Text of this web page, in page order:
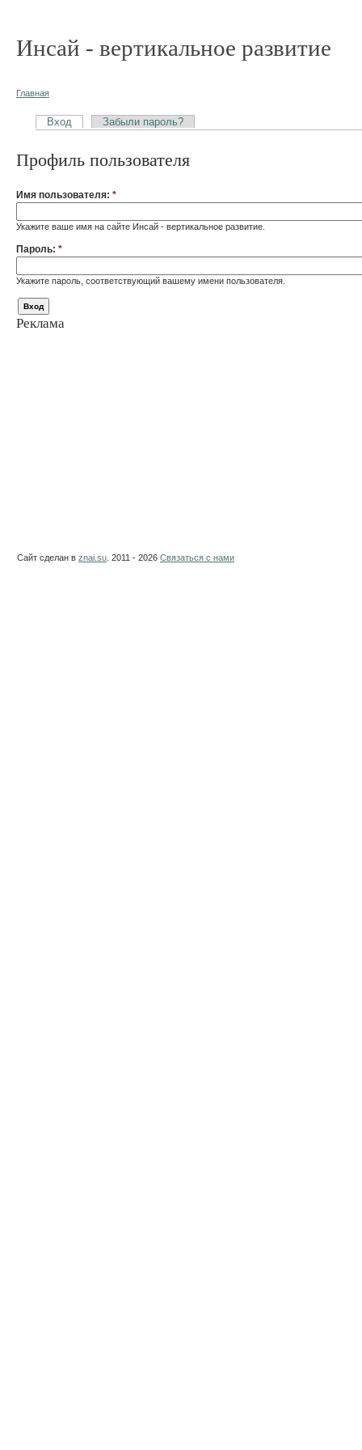
Инсай - вертикальное развитие
Главная
Вход Забыли пароль?
Профиль пользователя
Имя пользователя: *
Укажите ваше имя на сайте Инсай - вертикальное развитие.
Пароль: *
Укажите пароль, соответствующий вашему имени пользователя.
Реклама
Сайт сделан в znai.su . 2011 - 2026 Связаться с нами